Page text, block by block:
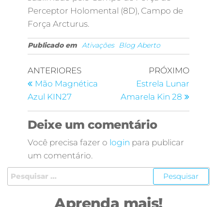
Perceptor Holomental (8D), Campo de
Força Arcturus.
Publicado em Ativações Blog Aberto
ANTERIORES
Mão Magnética
Azul KIN27
PRÓXIMO
Estrela Lunar
Amarela Kin 28
Deixe um comentário
Você precisa fazer o login para publicar
um comentário.